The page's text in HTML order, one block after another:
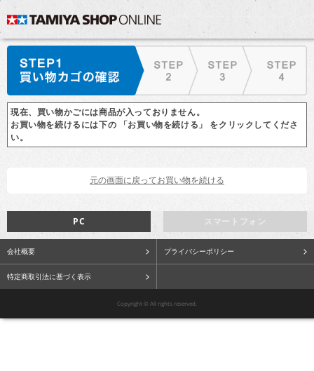
現在、買い物かごには商品が入っておりません。
お買い物を続けるには下の 「お買い物を続ける」 をクリックしてくださ
い。
スマートフォン
PC
会社概要 プライバシーポリシー
特定商取引法に基づく表示
Copyright © All rights reserved.